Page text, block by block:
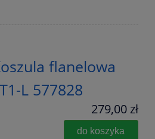
flanelowa
L 577828
279,00 zł
do koszyka